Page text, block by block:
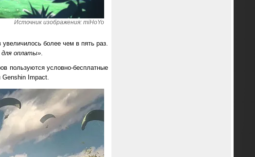
Источник изображения: miHoYo
более чем в пять раз.
для оплаты».
пользуются условно-бесплатные
Impact.